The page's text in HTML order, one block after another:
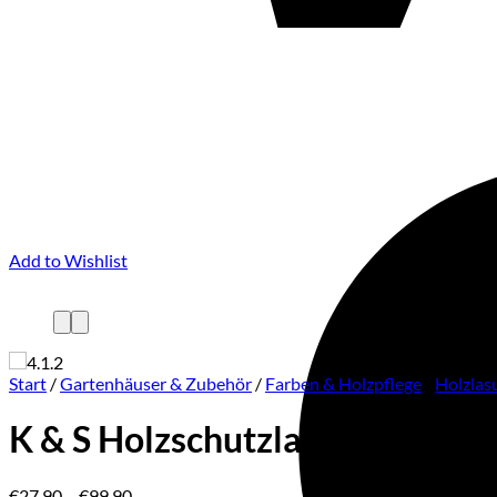
Add to Wishlist
Start /Gartenhäuser & Zubehör / Farben & Holzpflege
K & S Holzschutzlasur Teak